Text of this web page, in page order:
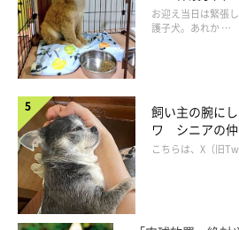
服し頼もしい
お迎え当日は緊張
護子犬。あれか …
飼い主の腕に
ワ シニアの仲
かな暮らしが
こちらは、X（旧